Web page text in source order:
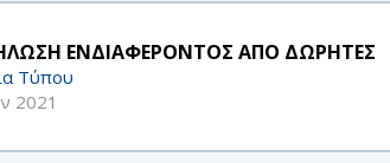
ΕΝΔΙΑΦΕΡΟΝΤΟΣ ΑΠΟ ΔΩΡΗΤΕΣ
Τύπου
2021